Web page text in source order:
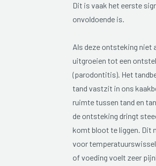
Dit is vaak het eerste
onvoldoende is.
Als deze ontsteking niet
uitgroeien tot een
(parodontitis). Het
tand vastzit in ons
ruimte tussen tand en
de ontsteking dringt
komt bloot te liggen. Dit
voor
of voeding voelt zeer